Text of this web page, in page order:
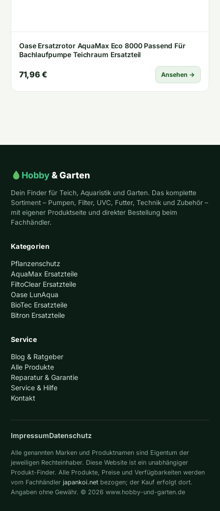
Oase Ersatzrotor AquaMax Eco 8000 Passend Für
Bachlaufpumpe Teichraum Ersatzteil
71,96 € Ansehen →
Hobby& Garten
Dein Finder für Teich, Aquaristik und Garten. Das komplette
Sortiment – Pumpen, Filter, UVC, Futter, Technik und Zubehör –
mit eigener Produktseite und direkter Bestellung beim
Fachhändler.
Kategorien
Pflanzenschutz
AquaMax Ersatzteile
FiltoClear Ersatzteile
Oase LunAqua
BioTec Ersatzteile
Bitron Ersatzteile
Service
Blog & Ratgeber
Alle Produkte
Reparatur & Garantie
Service & Hilfe
Kontakt
ImpressumDatenschutz
Alle genannten Marken und Produktnamen sind Eigentum der
jeweiligen Rechteinhaber. Diese Website ist ein unabhängiger
Produkt-Finder. Alle Produkte, Preise und Verfügbarkeiten werden
vom Fachhändler japankoi.net bezogen; der Kauf erfolgt dort.
Angaben ohne Gewähr. © 2026 www.hobby-und-garten.de